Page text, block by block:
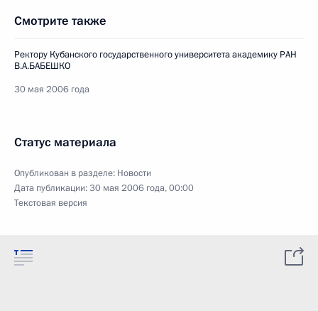
Смотрите также
Ректору Кубанского государственного университета академику РАН
В.А.БАБЕШКО
30 мая 2006 года
Статус материала
Опубликован в разделе: Новости
Дата публикации:30 мая 2006 года, 00:00
Текстовая версия